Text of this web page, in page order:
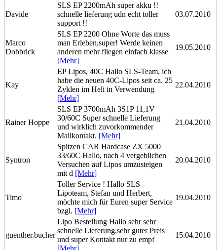
Davide
SLS EP 2200mAh super akku !!
schnelle lieferung udn echt toller
support !!
03.07.2010
Marco
Dobbrick
SLS EP 2200 Ohne Worte das muss
man Erleben,super! Werde keinen
anderen mehr fliegen einfach klasse
[Mehr]
19.05.2010
Kay
EP Lipos, 40C Hallo SLS-Team, ich
habe die neuen 40C-Lipos seit ca. 25
Zyklen im Heli in Verwendung
[Mehr]
22.04.2010
Rainer Hoppe
SLS EP 3700mAh 3S1P 11,1V
30/60C Super schnelle Lieferung
und wirklich zuvorkommender
Mailkontakt. [Mehr]
21.04.2010
Syntron
Spitzen CAR Hardcase ZX 5000
33/60C Hallo, nach 4 vergeblichen
Versuchen auf Lipos umzusteigen
mit d [Mehr]
20.04.2010
Timo
Toller Service ! Hallo SLS
Lipoteam, Stefan und Herbert,
möchte mich für Euren super Service
bzgl. [Mehr]
19.04.2010
guenther.bucher
Lipo Bestellung Hallo sehr sehr
schnelle Lieferung,sehr guter Preis
und super Kontakt nur zu empf
[Mehr]
15.04.2010